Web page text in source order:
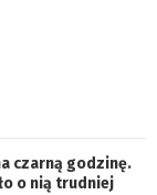
czarną godzinę.
o nią trudniej